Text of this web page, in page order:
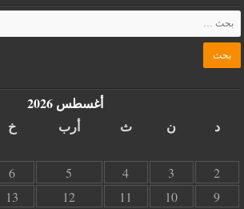
أغسطس 2026
د
ن ث أرب خ
2
3
4
5
6
9
10
11
12
13